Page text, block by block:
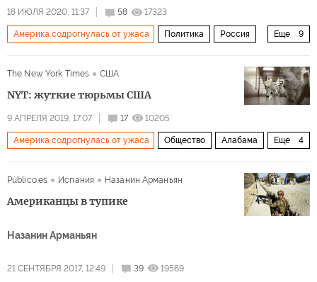
18 ИЮЛЯ 2020, 11:37 58 17323
Еще 9
Америка содрогнулась от ужаса Политика Россия
The New York Times США
NYT: жуткие тюрьмы США
9 АПРЕЛЯ 2019, 17:07 17 10205
Еще 4
Америка содрогнулась от ужаса Общество Алабама
преступность
Público.es Испания Назанин Арманьян
Американцы в тупике
Назанин Арманьян
21 СЕНТЯБРЯ 2017, 12:49 39 19569